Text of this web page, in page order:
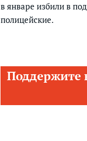
в январе избили в
полицейские.
Поддержите